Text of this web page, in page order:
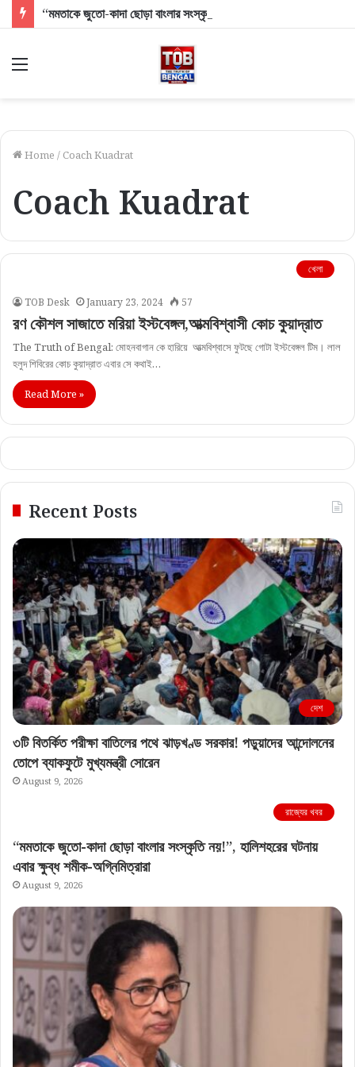
Menu
Home / Coach Kuadrat
Coach Kuadrat
খেলা
TOB Desk January 23, 2024 57
রণ কৌশল সাজাতে মরিয়া ইস্টবেঙ্গল,আত্মবিশ্বাসী কোচ কুয়াদ্রাত
The Truth of Bengal: মোহনবাগান কে হারিয়ে আত্মবিশ্বাসে ফুটছে গোটা ইস্টবেঙ্গল টিম। লাল
হলুদ শিবিরের কোচ কুয়াদ্রাত এবার সে কথাই…
Read More »
Recent Posts
দেশ
৩টি বিতর্কিত পরীক্ষা বাতিলের পথে ঝাড়খণ্ড সরকার! পড়ুয়াদের আন্দোলনের
তোপে ব্যাকফুটে মুখ্যমন্ত্রী সোরেন
August 9, 2026
রাজ্যের খবর
“মমতাকে জুতো-কাদা ছোড়া বাংলার সংস্কৃতি নয়!”, হালিশহরের ঘটনায়
এবার ক্ষুব্ধ শমীক-অগ্নিমিত্রারা
August 9, 2026